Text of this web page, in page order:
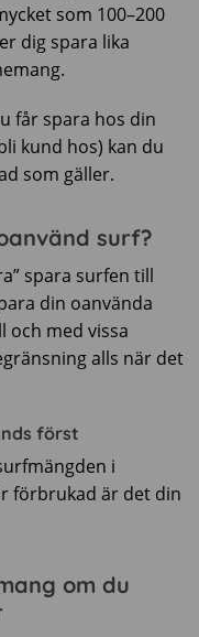
som 100–200
dig spara lika
får spara hos din
kund hos) kan du
som gäller.
surf?
spara surfen till
din oanvända
och med vissa
alls när det
först
i
förbrukad är det din
om du